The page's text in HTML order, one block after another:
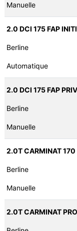
Manuelle
2.0 DCI 175 FAP
Berline
Automatique
2.0 DCI 175 FAP
Berline
Manuelle
2.0T CARMINAT
Berline
Manuelle
2.0T CARMINAT